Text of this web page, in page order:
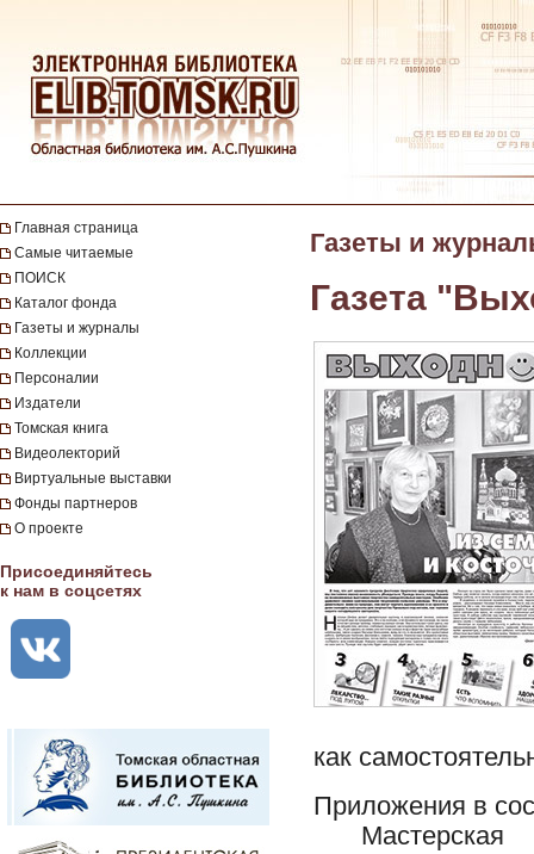
Главная страница
Самые читаемые
ПОИСК
Каталог фонда
Газеты и журналы
Коллекции
Персоналии
Издатели
Томская книга
Видеолекторий
Виртуальные выставки
Фонды партнеров
О проекте
Присоединяйтесь
к нам в соцсетях
Газеты и
Газета
как
Приложения в
Мастерская